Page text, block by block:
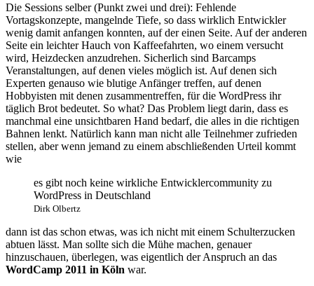
Die Sessions selber (Punkt zwei und drei): Fehlende
Vortagskonzepte, mangelnde Tiefe, so dass wirklich Entwickler
wenig damit anfangen konnten, auf der einen Seite. Auf der anderen
Seite ein leichter Hauch von Kaffeefahrten, wo einem versucht
wird, Heizdecken anzudrehen. Sicherlich sind Barcamps
Veranstaltungen, auf denen vieles möglich ist. Auf denen sich
Experten genauso wie blutige Anfänger treffen, auf denen
Hobbyisten mit denen zusammentreffen, für die WordPress ihr
täglich Brot bedeutet. So what? Das Problem liegt darin, dass es
manchmal eine unsichtbaren Hand bedarf, die alles in die richtigen
Bahnen lenkt. Natürlich kann man nicht alle Teilnehmer zufrieden
stellen, aber wenn jemand zu einem abschließenden Urteil kommt
wie
es gibt noch keine wirkliche Entwicklercommunity zu
WordPress in Deutschland
Dirk Olbertz
dann ist das schon etwas, was ich nicht mit einem Schulterzucken
abtuen lässt. Man sollte sich die Mühe machen, genauer
hinzuschauen, überlegen, was eigentlich der Anspruch an das
WordCamp 2011 in Köln war.